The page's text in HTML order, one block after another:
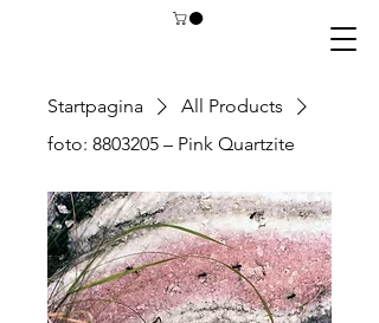
Startpagina
All Products
foto: 8803205 – Pink Quartzite